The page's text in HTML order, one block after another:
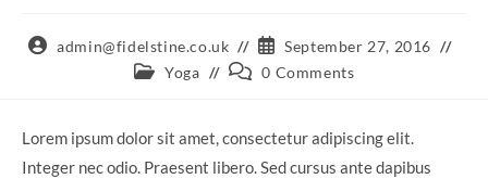
Postadmin@fidelstine.co.uk
Post
published:
September 27, 2016
PostYoga
Post 0 Comments
Lorem ipsum dolor sit amet, consectetur adipiscing elit.
Integer nec odio. Praesent libero. Sed cursus ante dapibus